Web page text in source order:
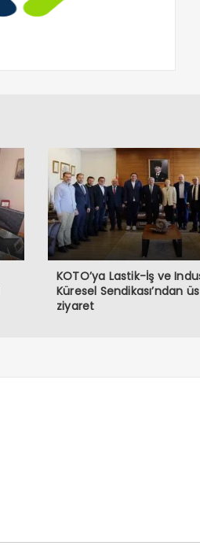
KOTO’ya Lastik-İş ve
Küresel Sendikası’ndan
ziyaret